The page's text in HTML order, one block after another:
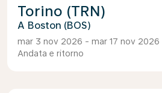
Torino (TRN)
Boston (BOS)
mar 3 nov 2026 - mar 17 nov 2026
Andata e ritorno